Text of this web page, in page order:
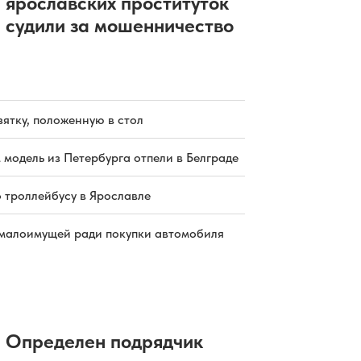
судили за мошенничество
положенную в стол
из Петербурга отпели в Белграде
троллейбусу в Ярославле
ради покупки автомобиля
Определен подрядчик